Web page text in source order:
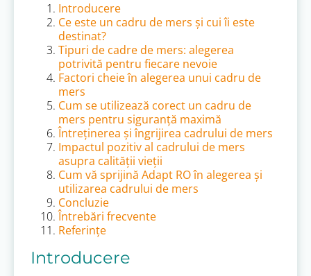
Introducere
Ce este un cadru de mers și cui îi este
destinat?
Tipuri de cadre de mers: alegerea
potrivită pentru fiecare nevoie
Factori cheie în alegerea unui cadru de
mers
Cum se utilizează corect un cadru de
mers pentru siguranță maximă
Întreținerea și îngrijirea cadrului de mers
Impactul pozitiv al cadrului de mers
asupra calității vieții
Cum vă sprijină Adapt RO în alegerea și
utilizarea cadrului de mers
Concluzie
Întrebări frecvente
Referințe
Introducere